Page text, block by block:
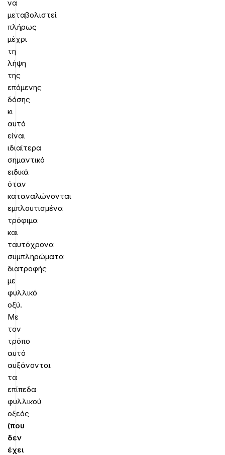
να
μεταβολιστεί
πλήρως
μέχρι
τη
λήψη
της
επόμενης
δόσης
κι
αυτό
είναι
ιδιαίτερα
σημαντικό
ειδικά
όταν
καταναλώνονται
εμπλουτισμένα
τρόφιμα
και
ταυτόχρονα
συμπληρώματα
διατροφής
με
φυλλικό
οξύ.
Με
τον
τρόπο
αυτό
αυξάνονται
τα
επίπεδα
φυλλικού
οξεός
(που
δεν
έχει